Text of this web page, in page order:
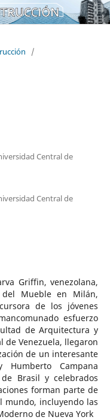
/
Central de
Central de
Griffin, venezolana,
Mueble en Milán,
de los jóvenes
esfuerzo
de Arquitectura y
de Venezuela, llegaron
de un interesante
Campana
de Brasil y celebrados
forman parte de
mundo, incluyendo las
de Nueva York